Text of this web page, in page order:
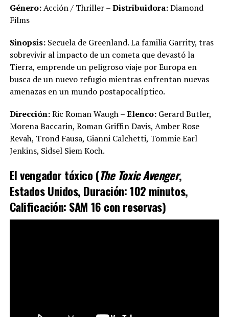
Género:Acción / Thriller –Distribuidora:Diamond
Films
Sinopsis:Secuela de Greenland. La familia Garrity, tras
sobrevivir al impacto de un cometa que devastó la
Tierra, emprende un peligroso viaje por Europa en
busca de un nuevo refugio mientras enfrentan nuevas
amenazas en un mundo postapocalíptico.
Dirección:Ric Roman Waugh –Elenco:Gerard Butler,
Morena Baccarin, Roman Griffin Davis, Amber Rose
Revah, Trond Fausa, Gianni Calchetti, Tommie Earl
Jenkins, Sidsel Siem Koch.
El vengador tóxico (The Toxic Avenger,
Estados Unidos, Duración: 102 minutos,
Calificación: SAM 16 con reservas)